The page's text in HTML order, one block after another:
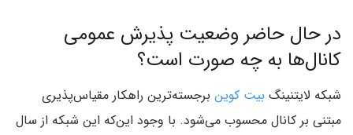
در حال حاضر وضعیت پذیرش عمومی
کانال‌ها به چه صورت است؟
شبکه لایتنینگ بیت کوین برجسته‌ترین راهکار مقیاس‌‌پذیری
مبتنی بر کانال محسوب می‌شود. با وجود این‌که این شبکه از سال